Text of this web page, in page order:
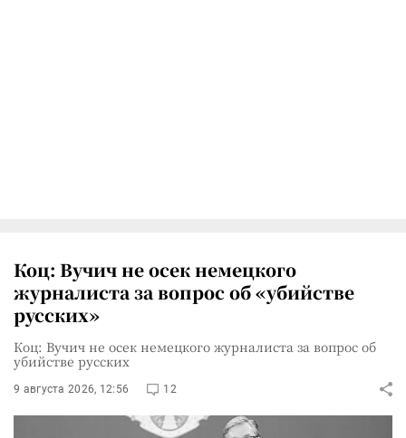
Коц: Вучич не осек немецкого
журналиста за вопрос об «убийстве
русских»
Коц: Вучич не осек немецкого журналиста за вопрос об
убийстве русских
9 августа 2026, 12:56 12